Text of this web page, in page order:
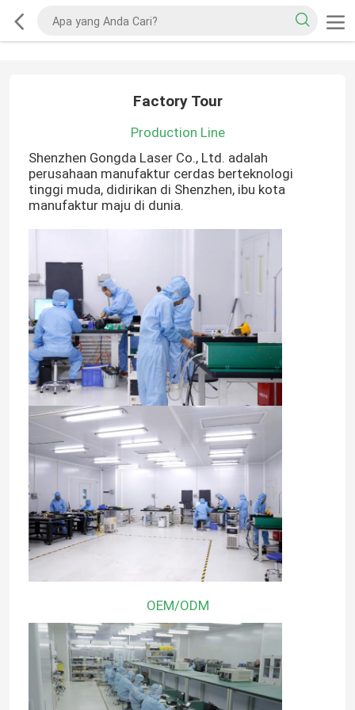
Factory Tour
Production Line
Shenzhen Gongda Laser Co., Ltd. adalah
perusahaan manufaktur cerdas berteknologi
tinggi muda, didirikan di Shenzhen, ibu kota
manufaktur maju di dunia.
OEM/ODM